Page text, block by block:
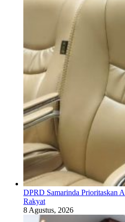
DPRD Samarinda Prioritaskan
Rakyat
8 Agustus, 2026